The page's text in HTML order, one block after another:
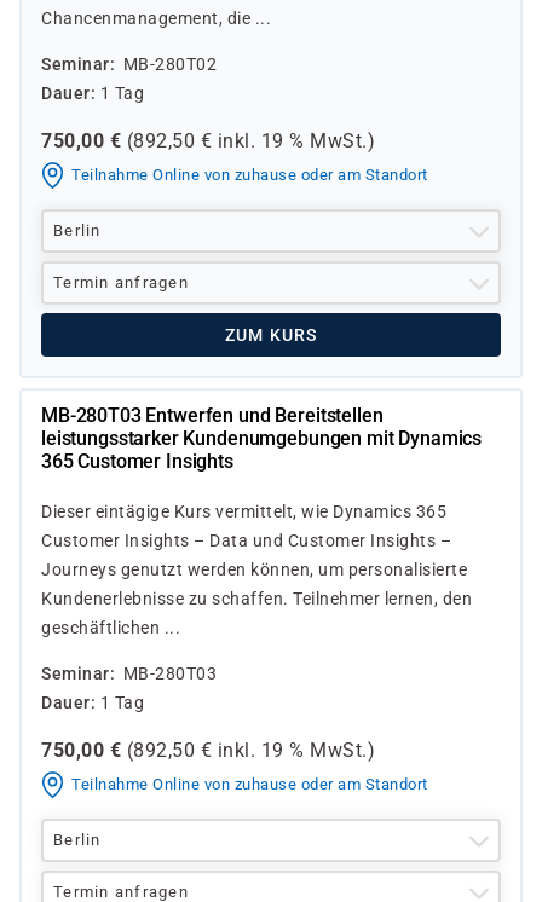
Chancenmanagement, die ...
Seminar
MB-280T02
Dauer
1 Tag
750,00 € (892,50 € inkl. 19 % MwSt.)
Teilnahme Online von zuhause oder am Standort
Berlin
Termin anfragen
ZUM KURS
MB-280T03 Entwerfen und Bereitstellen
leistungsstarker Kundenumgebungen mit Dynamics
365 Customer Insights
Dieser eintägige Kurs vermittelt, wie Dynamics 365
Customer Insights – Data und Customer Insights –
Journeys genutzt werden können, um personalisierte
Kundenerlebnisse zu schaffen. Teilnehmer lernen, den
geschäftlichen ...
Seminar
MB-280T03
Dauer
1 Tag
750,00 € (892,50 € inkl. 19 % MwSt.)
Teilnahme Online von zuhause oder am Standort
Berlin
Termin anfragen